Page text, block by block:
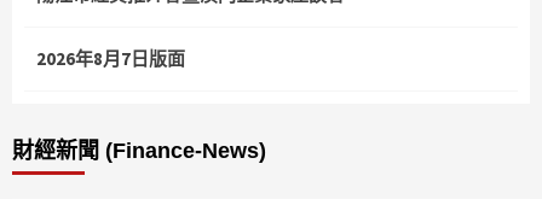
2026年8月7日版面
財經新聞 (Finance-News)